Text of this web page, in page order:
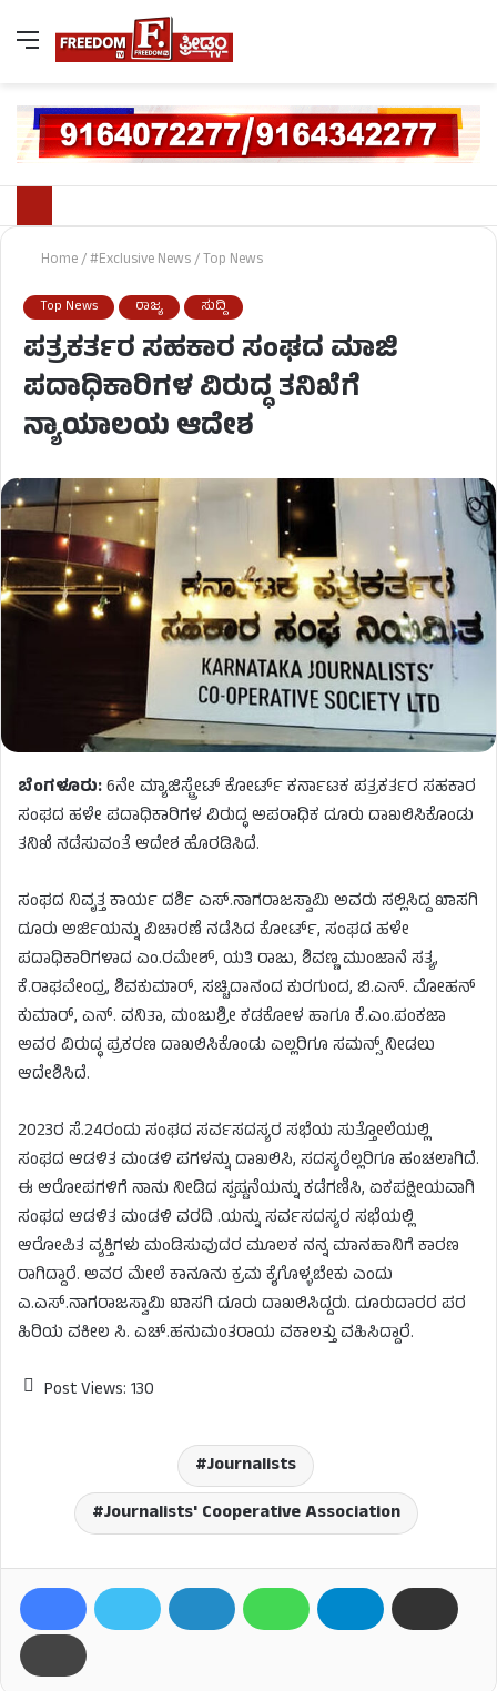
Home/#Exclusive News/Top News
Top News ರಾಜ್ಯ ಸುದ್ದಿ
ಪತ್ರಕರ್ತರ ಸಹಕಾರ ಸಂಘದ ಮಾಜಿ
ಪದಾಧಿಕಾರಿಗಳ ವಿರುದ್ಧ ತನಿಖೆಗೆ
ನ್ಯಾಯಾಲಯ ಆದೇಶ
ಬೆಂಗಳೂರು:6ನೇ ಮ್ಯಾಜಿಸ್ಟ್ರೇಟ್ ಕೋರ್ಟ್ ಕರ್ನಾಟಕ ಪತ್ರಕರ್ತರ ಸಹಕಾರ
ಸಂಘದ ಹಳೇ ಪದಾಧಿಕಾರಿಗಳ ವಿರುದ್ಧ ಅಪರಾಧಿಕ ದೂರು ದಾಖಲಿಸಿಕೊಂಡು
ತನಿಖೆ ನಡೆಸುವಂತೆ ಆದೇಶ ಹೊರಡಿಸಿದೆ.
ಸಂಘದ ನಿವೃತ್ತ ಕಾರ್ಯ ದರ್ಶಿ ಎಸ್.ನಾಗರಾಜಸ್ವಾಮಿ ಅವರು ಸಲ್ಲಿಸಿದ್ದ ಖಾಸಗಿ
ದೂರು ಅರ್ಜಿಯನ್ನು ವಿಚಾರಣೆ ನಡೆಸಿದ ಕೋರ್ಟ್, ಸಂಘದ ಹಳೇ
ಪದಾಧಿಕಾರಿಗಳಾದ ಎಂ.ರಮೇಶ್, ಯತಿ ರಾಜು, ಶಿವಣ್ಣ ಮುಂಜಾನೆ ಸತ್ಯ,
ಕೆ.ರಾಘವೇಂದ್ರ, ಶಿವಕುಮಾ‌ರ್, ಸಚ್ಚಿದಾನಂದ ಕುರಗುಂದ, ಬಿ.ಎನ್. ಮೋಹನ್
ಕುಮಾರ್, ಎನ್. ವನಿತಾ, ಮಂಜುಶ್ರೀ ಕಡಕೋಳ ಹಾಗೂ ಕೆ.ಎಂ.ಪಂಕಜಾ
ಅವರ ವಿರುದ್ಧ ಪ್ರಕರಣ ದಾಖಲಿಸಿಕೊಂಡು ಎಲ್ಲರಿಗೂ ಸಮನ್ಸ್ ನೀಡಲು
ಆದೇಶಿಸಿದೆ.
2023ರ ಸೆ.24ರಂದು ಸಂಘದ ಸರ್ವಸದಸ್ಯರ ಸಭೆಯ ಸುತ್ತೋಲೆಯಲ್ಲಿ
ಸಂಘದ ಆಡಳಿತ ಮಂಡಳಿ ಪಗಳನ್ನು ದಾಖಲಿಸಿ, ಸದಸ್ಯರೆಲ್ಲರಿಗೂ ಹಂಚಲಾಗಿದೆ.
ಈ ಆರೋಪಗಳಿಗೆ ನಾನು ನೀಡಿದ ಸ್ಪಷ್ಟನೆಯನ್ನು ಕಡೆಗಣಿಸಿ, ಏಕಪಕ್ಷೀಯವಾಗಿ
ಸಂಘದ ಆಡಳಿತ ಮಂಡಳಿ ವರದಿ .ಯನ್ನು ಸರ್ವಸದಸ್ಯರ ಸಭೆಯಲ್ಲಿ
ಆರೋಪಿತ ವ್ಯಕ್ತಿಗಳು ಮಂಡಿಸುವುದರ ಮೂಲಕ ನನ್ನ ಮಾನಹಾನಿಗೆ ಕಾರಣ
ರಾಗಿದ್ದಾರೆ. ಅವರ ಮೇಲೆ ಕಾನೂನು ಕ್ರಮ ಕೈಗೊಳ್ಳಬೇಕು ಎಂದು
ಎ.ಎಸ್.ನಾಗರಾಜಸ್ವಾಮಿ ಖಾಸಗಿ ದೂರು ದಾಖಲಿಸಿದ್ದರು. ದೂರುದಾರರ ಪರ
ಹಿರಿಯ ವಕೀಲ ಸಿ. ಎಚ್.ಹನುಮಂತರಾಯ ವಕಾಲತ್ತು ವಹಿಸಿದ್ದಾರೆ.
Post Views: 130
Journalists
Journalists' Cooperative Association